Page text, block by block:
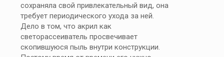
сохраняла свой привлекательный вид, она
требует периодического ухода за ней.
Дело в том, что акрил как
светорассеиватель просвечивает
скопившуюся пыль внутри конструкции.